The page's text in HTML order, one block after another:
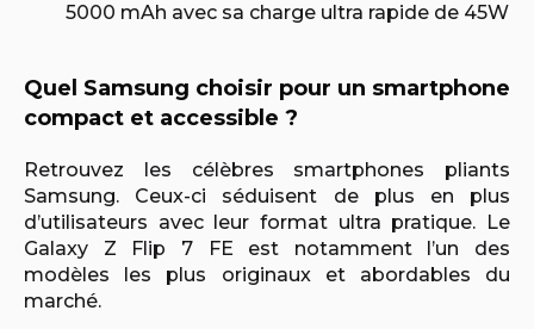
5000 mAh avec sa charge ultra rapide de 45W
Quel Samsung choisir pour un smartphone
compact et accessible ?
Retrouvez les célèbres smartphones pliants
Samsung. Ceux-ci séduisent de plus en plus
d’utilisateurs avec leur format ultra pratique. Le
Galaxy Z Flip 7 FE est notamment l’un des
modèles les plus originaux et abordables du
marché.